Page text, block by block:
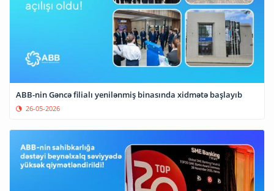
ABB-nin Gəncə filialı yenilənmiş binasında xidmətə başlayıb
26-05-2026